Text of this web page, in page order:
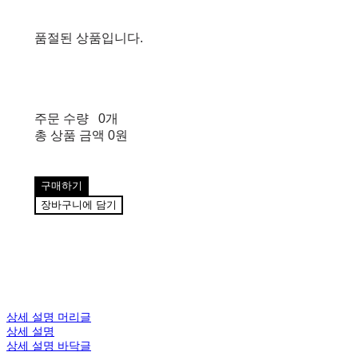
품절된 상품입니다.
주문 수량
0개
총 상품 금액 0원
구매하기
장바구니에 담기
상세 설명 머리글
상세 설명
상세 설명 바닥글